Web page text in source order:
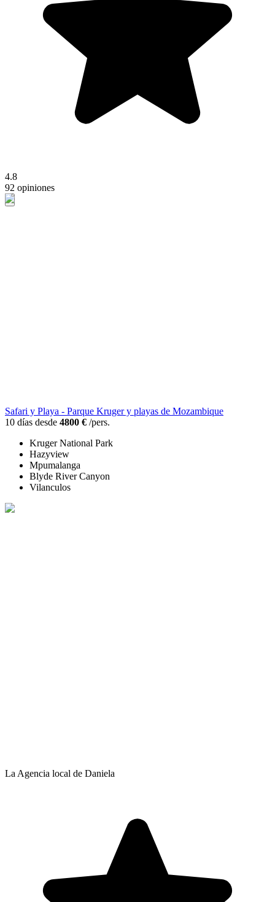
4.8
92 opiniones
Safari y Playa - Parque Kruger y playas de Mozambique
10 días desde 4800 € /pers.
Kruger National Park
Hazyview
Mpumalanga
Blyde River Canyon
Vilanculos
La Agencia local de Daniela